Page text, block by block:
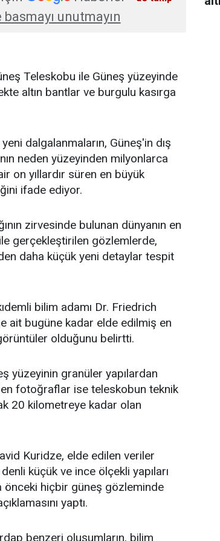
unutmayın
Teleskobu ile Güneş yüzeyinde
altın bantlar ve burgulu kasırga
dalgalanmaların, Güneş'in dış
neden yüzeyinden milyonlarca
on yıllardır süren en büyük
ifade ediyor.
zirvesinde bulunan dünyanın en
gerçekleştirilen gözlemlerde,
daha küçük yeni detaylar tespit
bilim adamı Dr. Friedrich
ait bugüne kadar elde edilmiş en
olduğunu belirtti.
yüzeyinin granüler yapılardan
fotoğraflar ise teleskobun teknik
20 kilometreye kadar olan
Kuridze, elde edilen veriler
küçük ve ince ölçekli yapıları
önceki hiçbir güneş gözleminde
yaptı.
benzeri oluşumların, bilim